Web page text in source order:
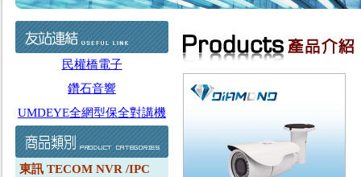
民權橋電子
鑽石音響
UMDEYE全網型保全對講機
東訊 TECOM NVR /IPC